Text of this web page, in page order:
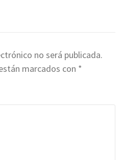
no será publicada.
marcados con *